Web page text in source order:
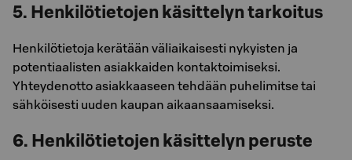
5. Henkilötietojen käsittelyn tarkoitus
Henkilötietoja kerätään väliaikaisesti nykyisten ja
potentiaalisten asiakkaiden kontaktoimiseksi.
Yhteydenotto asiakkaaseen tehdään puhelimitse tai
sähköisesti uuden kaupan aikaansaamiseksi.
6. Henkilötietojen käsittelyn peruste